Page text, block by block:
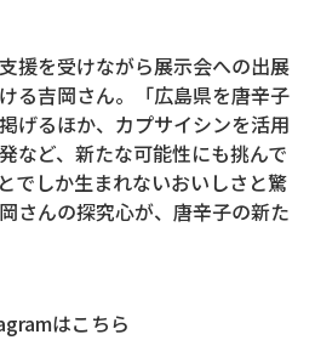
援を受けながら展示会への出展
る吉岡さん。「広島県を唐辛子
げるほか、カプサイシンを活用
など、新たな可能性にも挑んで
でしか生まれないおいしさと驚
岡さんの探究心が、唐辛子の新た
はこちら